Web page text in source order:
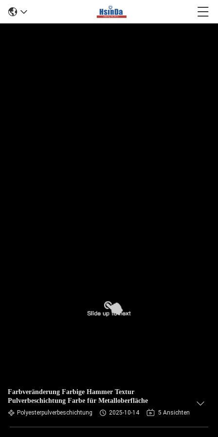
Farbveränderung Farbige Hammer Textur
Pulverbeschichtung Farbe für Metalloberfläche
Polyesterpulverbeschichtung 2025-10-14 5 Ansichten